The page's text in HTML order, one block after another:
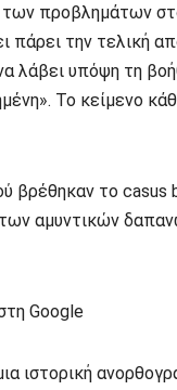
προβλημάτων
πάρει την τελική
λάβει υπόψη τη
Το κείμενο
το casus
αμυντικών
Google
ιστορική